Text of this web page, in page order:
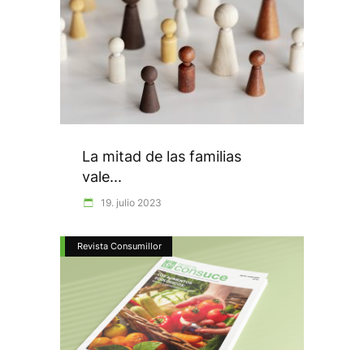
La mitad de las familias
vale...
19. julio 2023
Revista Consumillor